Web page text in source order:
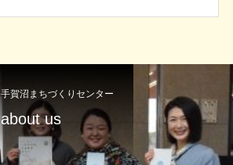
手賀沼まちづくりセンター
about us